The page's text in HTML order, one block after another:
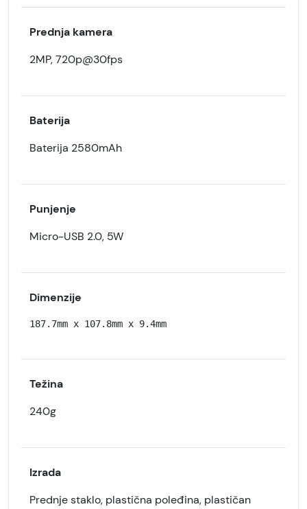
Prednja kamera
2MP, 720p@30fps
Baterija
Baterija 2580mAh
Punjenje
Micro-USB 2.0, 5W
Dimenzije
187.7mm x 107.8mm x 9.4mm
Težina
240g
Izrada
Prednje staklo, plastična poleđina, plastičan